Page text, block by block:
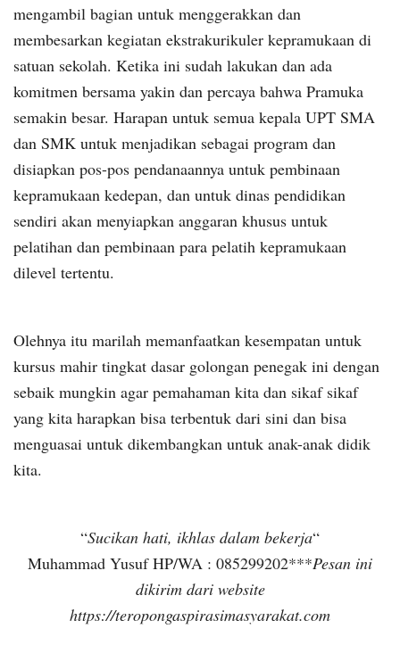
mengambil bagian untuk menggerakkan dan
membesarkan kegiatan ekstrakurikuler kepramukaan di
satuan sekolah. Ketika ini sudah lakukan dan ada
komitmen bersama yakin dan percaya bahwa Pramuka
semakin besar. Harapan untuk semua kepala UPT SMA
dan SMK untuk menjadikan sebagai program dan
disiapkan pos-pos pendanaannya untuk pembinaan
kepramukaan kedepan, dan untuk dinas pendidikan
sendiri akan menyiapkan anggaran khusus untuk
pelatihan dan pembinaan para pelatih kepramukaan
dilevel tertentu.
Olehnya itu marilah memanfaatkan kesempatan untuk
kursus mahir tingkat dasar golongan penegak ini dengan
sebaik mungkin agar pemahaman kita dan sikaf sikaf
yang kita harapkan bisa terbentuk dari sini dan bisa
menguasai untuk dikembangkan untuk anak-anak didik
kita.
“Sucikan hati, ikhlas dalam bekerja“
Muhammad Yusuf HP/WA : 085299202***Pesan ini
dikirim dari website
https://teropongaspirasimasyarakat.com